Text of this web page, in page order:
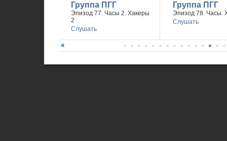
Группа ПГГ
Эпизод 77. Часы 2. Хакеры
2
Слушать
Группа ПГГ
Эпизод 78. Часы.
Слушать